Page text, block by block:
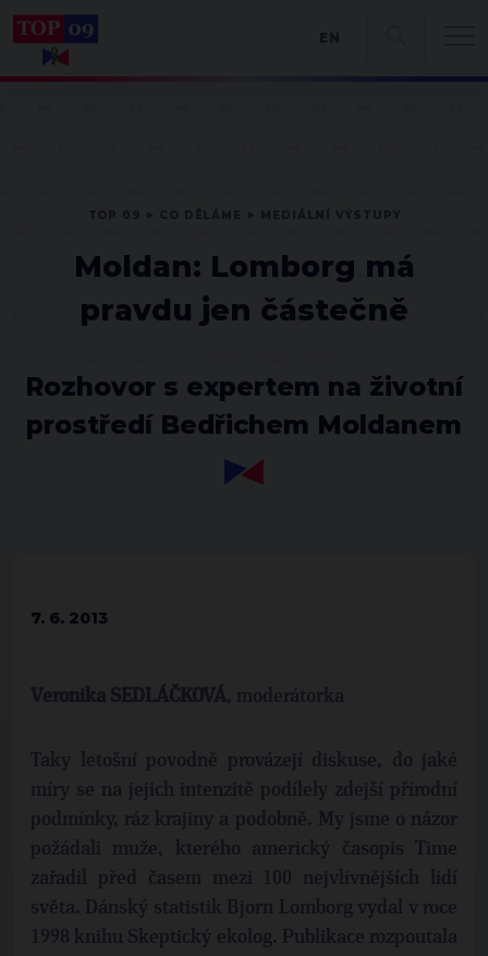
Moldan: Lomborg má
pravdu jen částečně
Rozhovor s expertem na životní
prostředí Bedřichem Moldanem
7. 6. 2013
Veronika SEDLÁČKOVÁ, moderátorka
Taky letošní povodně provázejí diskuse, do jaké
míry se na jejich intenzitě podílely zdejší přírodní
podmínky, ráz krajiny a podobně. My jsme o názor
požádali muže, kterého americký časopis Time
zařadil před časem mezi 100 nejvlivnějších lidí
světa. Dánský statistik Bjorn Lomborg vydal v roce
1998 knihu Skeptický ekolog. Publikace rozpoutala